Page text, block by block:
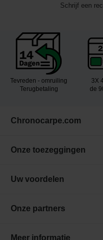
Schrijf een
Tevreden - omruiling
Terugbetaling
3X
de
Chronocarpe.com
Onze toezeggingen
Uw voordelen
Onze partners
Meer informatie